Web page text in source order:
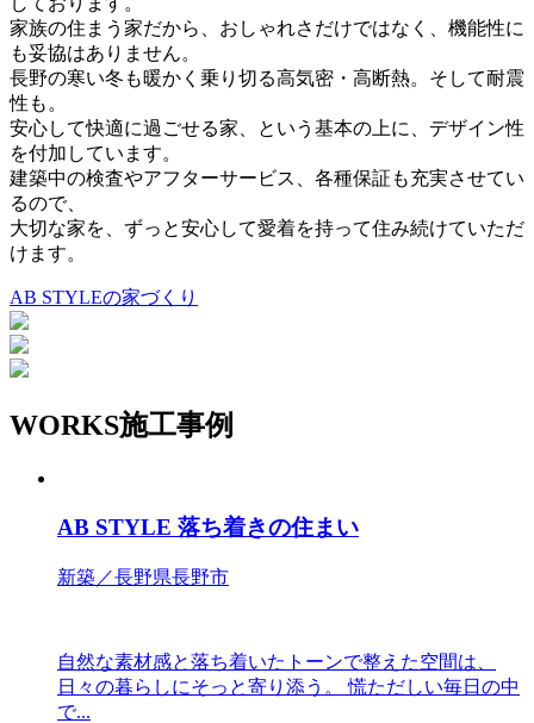
家族の住まう家だから、おしゃれさだけではなく、機能性に
も妥協はありません。
長野の寒い冬も暖かく乗り切る高気密・高断熱。そして耐震
性も。
安心して快適に過ごせる家、という基本の上に、デザイン性
を付加しています。
建築中の検査やアフターサービス、各種保証も充実させてい
るので、
大切な家を、ずっと安心して愛着を持って住み続けていただ
けます。
AB STYLEの家づくり
WORKS施工事例
AB STYLE 落ち着きの住まい
新築／長野県長野市
自然な素材感と落ち着いたトーンで整えた空間は、
日々の暮らしにそっと寄り添う。 慌ただしい毎日の中
で...